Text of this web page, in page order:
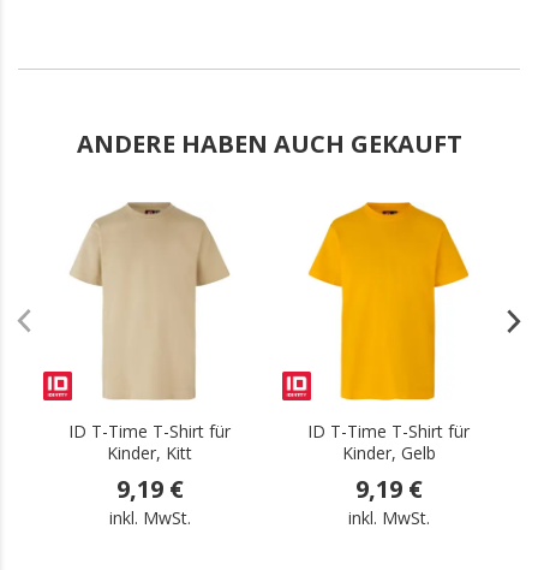
ANDERE HABEN AUCH GEKAUFT
ID T-Time T-Shirt für
Kinder, Kitt
9,19 €
inkl. MwSt.
ID T-Time T-Shirt für
Kinder, Gelb
9,19 €
inkl. MwSt.